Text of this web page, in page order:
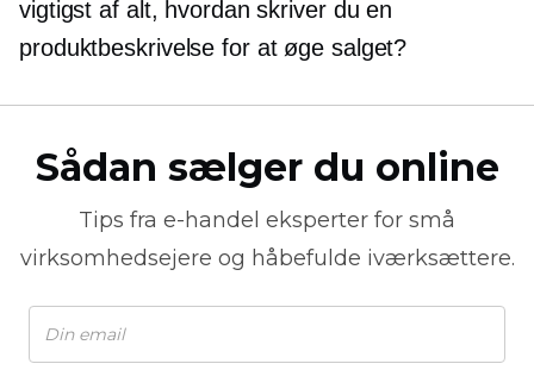
vigtigst af alt, hvordan skriver du en
produktbeskrivelse for at øge salget?
Sådan sælger du online
Tips fra e-handel eksperter for små
virksomhedsejere og håbefulde iværksættere.